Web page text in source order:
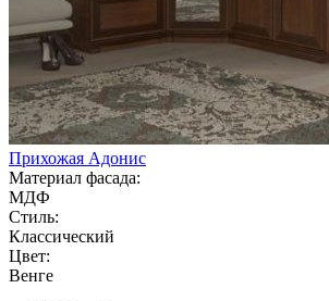
Прихожая Адонис
Материал фасада:
МДФ
Стиль:
Классический
Цвет:
Венге